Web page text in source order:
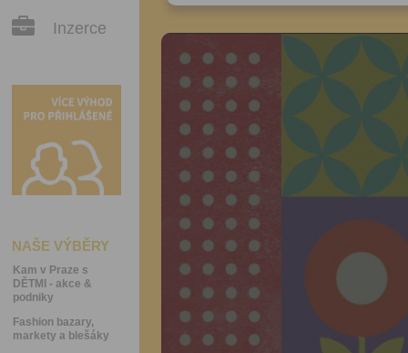
Inzerce
NAŠE VÝBĚRY
Kam v Praze s
DĚTMI - akce &
podniky
Fashion bazary,
markety a blešáky